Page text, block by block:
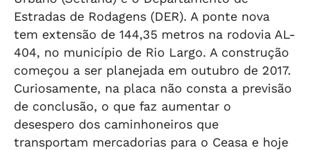
Estradas de Rodagens (DER). A ponte nova
tem extensão de 144,35 metros na rodovia AL-
404, no município de Rio Largo. A construção
começou a ser planejada em outubro de 2017.
Curiosamente, na placa não consta a previsão
de conclusão, o que faz aumentar o
desespero dos caminhoneiros que
transportam mercadorias para o Ceasa e hoje